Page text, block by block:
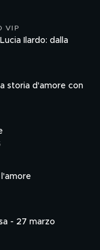
VIP
Ilardo: dalla
storia d'amore con
l'amore
- 27 marzo